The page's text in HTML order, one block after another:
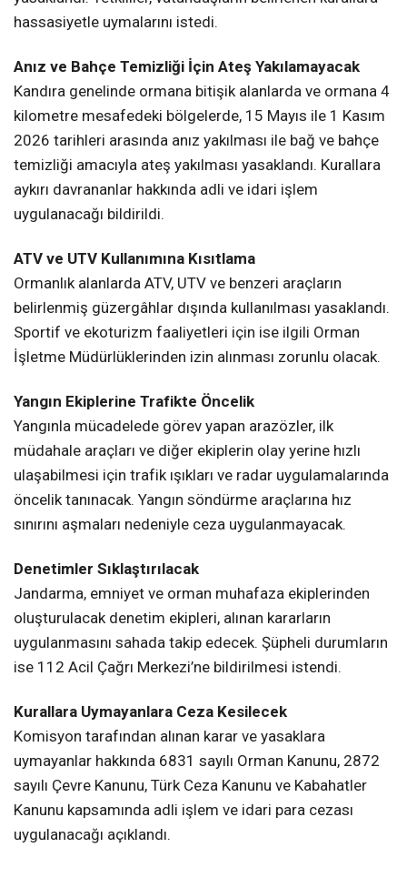
hassasiyetle uymalarını istedi.
Anız ve Bahçe Temizliği İçin Ateş Yakılamayacak
Kandıra genelinde ormana bitişik alanlarda ve ormana 4
kilometre mesafedeki bölgelerde, 15 Mayıs ile 1 Kasım
2026 tarihleri arasında anız yakılması ile bağ ve bahçe
temizliği amacıyla ateş yakılması yasaklandı. Kurallara
aykırı davrananlar hakkında adli ve idari işlem
uygulanacağı bildirildi.
ATV ve UTV Kullanımına Kısıtlama
Ormanlık alanlarda ATV, UTV ve benzeri araçların
belirlenmiş güzergâhlar dışında kullanılması yasaklandı.
Sportif ve ekoturizm faaliyetleri için ise ilgili Orman
İşletme Müdürlüklerinden izin alınması zorunlu olacak.
Yangın Ekiplerine Trafikte Öncelik
Yangınla mücadelede görev yapan arazözler, ilk
müdahale araçları ve diğer ekiplerin olay yerine hızlı
ulaşabilmesi için trafik ışıkları ve radar uygulamalarında
öncelik tanınacak. Yangın söndürme araçlarına hız
sınırını aşmaları nedeniyle ceza uygulanmayacak.
Denetimler Sıklaştırılacak
Jandarma, emniyet ve orman muhafaza ekiplerinden
oluşturulacak denetim ekipleri, alınan kararların
uygulanmasını sahada takip edecek. Şüpheli durumların
ise 112 Acil Çağrı Merkezi’ne bildirilmesi istendi.
Kurallara Uymayanlara Ceza Kesilecek
Komisyon tarafından alınan karar ve yasaklara
uymayanlar hakkında 6831 sayılı Orman Kanunu, 2872
sayılı Çevre Kanunu, Türk Ceza Kanunu ve Kabahatler
Kanunu kapsamında adli işlem ve idari para cezası
uygulanacağı açıklandı.